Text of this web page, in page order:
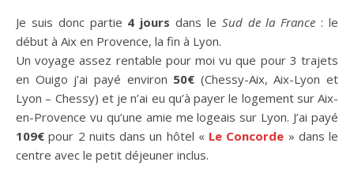
Je suis donc partie 4 jours dans le Sud de la France : le
début à Aix en Provence, la fin à Lyon.
Un voyage assez rentable pour moi vu que pour 3 trajets
en Ouigo j’ai payé environ 50€ (Chessy-Aix, Aix-Lyon et
Lyon – Chessy) et je n’ai eu qu’à payer le logement sur Aix-
en-Provence vu qu’une amie me logeais sur Lyon. J’ai payé
109€ pour 2 nuits dans un hôtel « Le Concorde » dans le
centre avec le petit déjeuner inclus.